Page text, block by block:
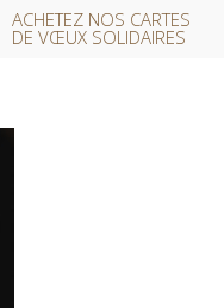
ACHETEZ NOS CARTES
DE VŒUX SOLIDAIRES